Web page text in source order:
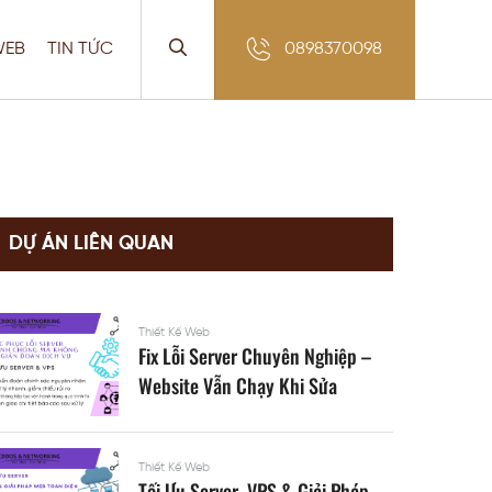
TIN TỨC 0898370098
DỰ ÁN LIÊN QUAN
Thiết Kế Web
Fix Lỗi Server Chuyên Nghiệp –
Website Vẫn Chạy Khi Sửa
Thiết Kế Web